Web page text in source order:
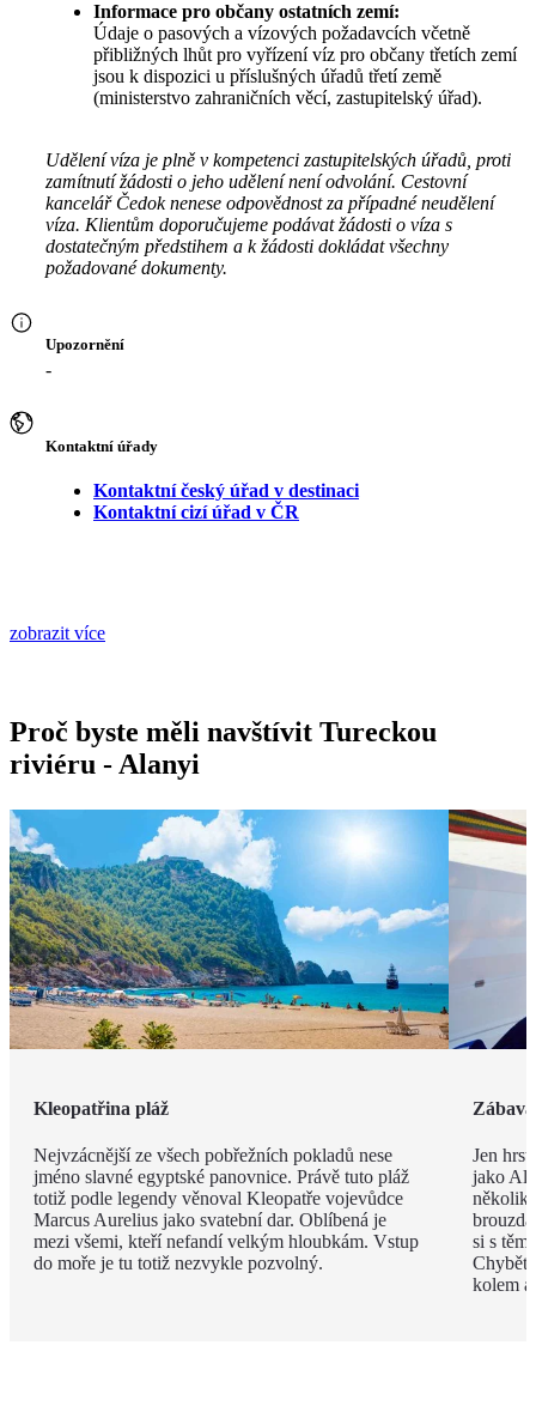
Informace pro občany ostatních zemí:
Údaje o pasových a vízových požadavcích včetně
přibližných lhůt pro vyřízení víz pro občany třetích zemí
jsou k dispozici u příslušných úřadů třetí země
(ministerstvo zahraničních věcí, zastupitelský úřad).
Udělení víza je plně v kompetenci zastupitelských úřadů, proti
zamítnutí žádosti o jeho udělení není odvolání. Cestovní
kancelář Čedok nenese odpovědnost za případné neudělení
víza. Klientům doporučujeme podávat žádosti o víza s
dostatečným předstihem a k žádosti dokládat všechny
požadované dokumenty.
Upozornění
-
Kontaktní úřady
Kontaktní český úřad v destinaci
Kontaktní cizí úřad v ČR
zobrazit více
Proč byste měli navštívit Tureckou
riviéru - Alanyi
Kleopatřina pláž
Nejvzácnější ze všech pobřežních pokladů nese
jméno slavné egyptské panovnice. Právě tuto pláž
totiž podle legendy věnoval Kleopatře vojevůdce
Marcus Aurelius jako svatební dar. Oblíbená je
mezi všemi, kteří nefandí velkým hloubkám. Vstup
do moře je tu totiž nezvykle pozvolný.
Jen
jako
si s
Chybět
kolem